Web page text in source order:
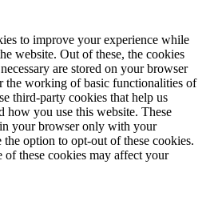
to improve your experience while
website. Out of these, the cookies
are stored on your browser
the working of basic functionalities of
third-party cookies that help us
how you use this website. These
your browser only with your
the option to opt-out of these cookies.
these cookies may affect your